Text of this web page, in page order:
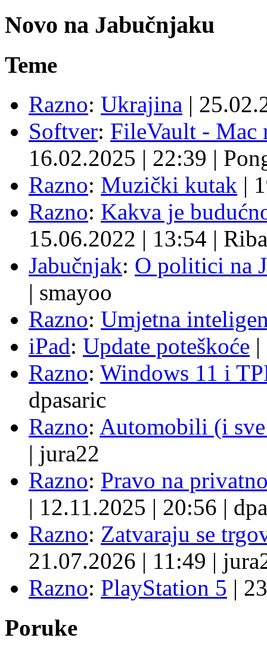
Novo na Jabučnjaku
Teme
Razno: Ukrajina |
Softver: FileVault - Mac
16.02.2025 | 22:39 |
Razno: Muzički kutak |
Razno: Kakva je
15.06.2022 | 13:54 | Riba
Jabučnjak: O politici na
| smayoo
Razno: Umjetna
iPad: Update poteškoće |
Razno: Windows 11 i
dpasaric
Razno: Automobili (i
| jura22
Razno: Pravo na
| 12.11.2025 | 20:56 |
Razno: Zatvaraju se
21.07.2026 | 11:49 |
Razno: PlayStation 5 |
Poruke